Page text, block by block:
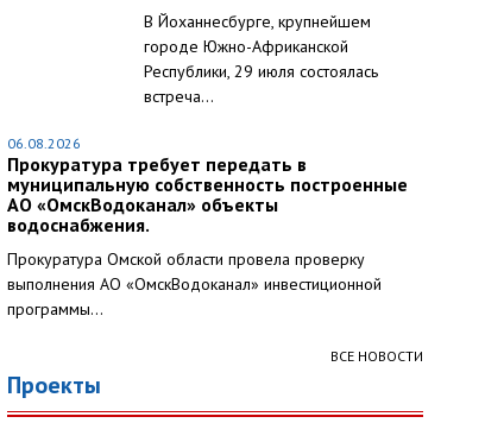
В Йоханнесбурге, крупнейшем
городе Южно-Африканской
Республики, 29 июля состоялась
встреча...
06.08.2026
Прокуратура требует передать в
муниципальную собственность построенные
АО «ОмскВодоканал» объекты
водоснабжения.
Прокуратура Омской области провела проверку
выполнения АО «ОмскВодоканал» инвестиционной
программы...
ВСЕ НОВОСТИ
Проекты